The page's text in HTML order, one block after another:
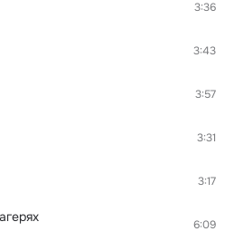
3:36
3:43
3:57
3:31
3:17
6:09